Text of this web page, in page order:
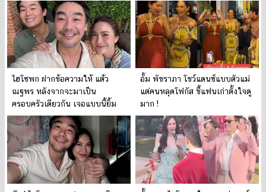
ไฮโซพก ฝากข้อความให้ แต้ว
ณฐพร หลังจากจะมาเป็น
ครอบครัวเดียวกัน เจอแบบนี้ยิ้ม
เลย
อั้ม พัชราภา โชว์แดนซ์แบบตัวแม่
แต่คนหลุดโฟกัส ชี้แฟนเก่าตั้งใจดู
มาก !